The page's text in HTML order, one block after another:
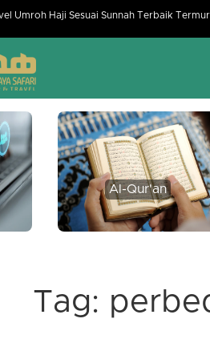
Umroh Haji Sesuai Sunnah Terbaik
Al-Qur'an
Tag: